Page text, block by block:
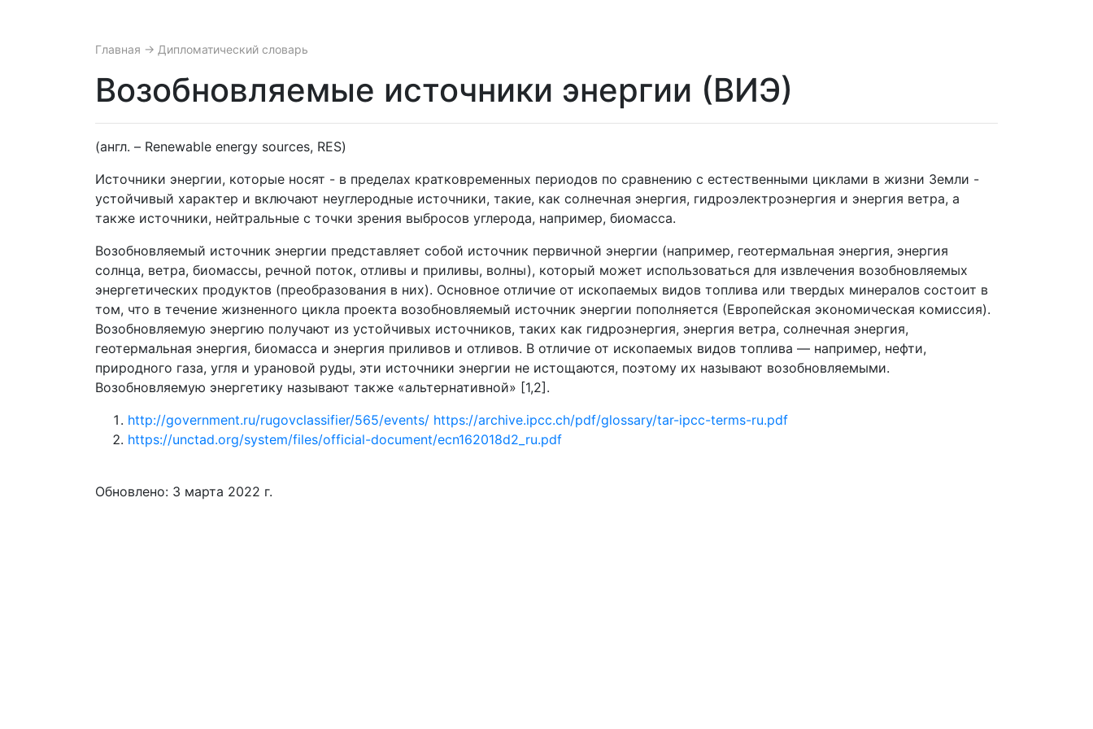
Главная → Дипломатический словарь
Возобновляемые источники энергии (ВИЭ)
(англ. – Renewable energy sources, RES)
Источники энергии, которые носят - в пределах кратковременных периодов по сравнению с естественными циклами в жизни Земли -
устойчивый характер и включают неуглеродные источники, такие, как солнечная энергия, гидроэлектроэнергия и энергия ветра, а
также источники, нейтральные с точки зрения выбросов углерода, например, биомасса.
Возобновляемый источник энергии представляет собой источник первичной энергии (например, геотермальная энергия, энергия
солнца, ветра, биомассы, речной поток, отливы и приливы, волны), который может использоваться для извлечения возобновляемых
энергетических продуктов (преобразования в них). Основное отличие от ископаемых видов топлива или твердых минералов состоит в
том, что в течение жизненного цикла проекта возобновляемый источник энергии пополняется (Европейская экономическая комиссия).
Возобновляемую энергию получают из устойчивых источников, таких как гидроэнергия, энергия ветра, солнечная энергия,
геотермальная энергия, биомасса и энергия приливов и отливов. В отличие от ископаемых видов топлива — например, нефти,
природного газа, угля и урановой руды, эти источники энергии не истощаются, поэтому их называют возобновляемыми.
Возобновляемую энергетику называют также «альтернативной» [1,2].
http://government.ru/rugovclassifier/565/events/ https://archive.ipcc.ch/pdf/glossary/tar-ipcc-terms-ru.pdf
https://unctad.org/system/files/official-document/ecn162018d2_ru.pdf
Обновлено: 3 марта 2022 г.